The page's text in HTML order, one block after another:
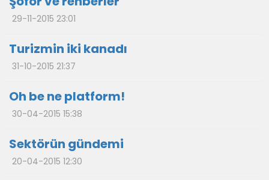
29-11-2015 23:01
Turizmin iki kanadı
31-10-2015 21:37
Oh be ne platform!
30-04-2015 15:38
Sektörün gündemi
20-04-2015 12:30